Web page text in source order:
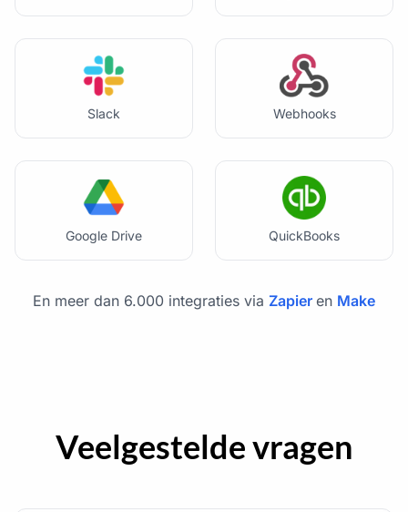
Slack Webhooks
Google Drive QuickBooks
En meer dan 6.000 integraties via Zapier en Make
Veelgestelde vragen